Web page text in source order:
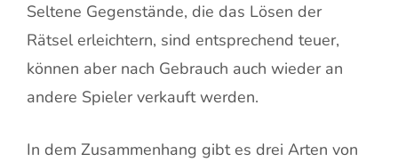
Seltene Gegenstände, die das Lösen der
Rätsel erleichtern, sind entsprechend teuer,
können aber nach Gebrauch auch wieder an
andere Spieler verkauft werden.
In dem Zusammenhang gibt es drei Arten von